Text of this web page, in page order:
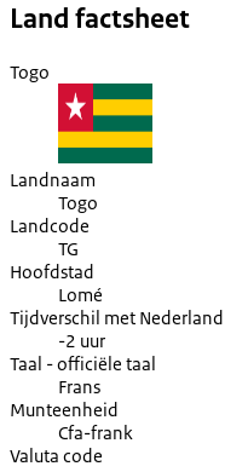
Land factsheet
Togo
Landnaam
Togo
Landcode
TG
Hoofdstad
Lomé
Tijdverschil met Nederland
-2 uur
Taal - officiële taal
Frans
Munteenheid
Cfa-frank
Valuta code